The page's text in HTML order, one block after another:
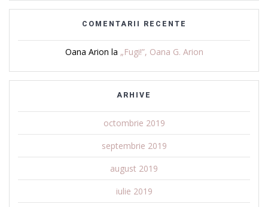
COMENTARII RECENTE
Oana Arion la „Fugi!”, Oana G. Arion
ARHIVE
octombrie 2019
septembrie 2019
august 2019
iulie 2019